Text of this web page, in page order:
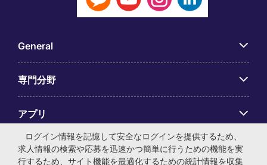
General
専門分野
アプリ
Employer Centre
ログイン情報を記憶して安全なログインを提供するため、
求人情報の検索や応募を迅速かつ簡単に行うための機能を実
行するため、サイト機能を最適化するための統計情報を収集